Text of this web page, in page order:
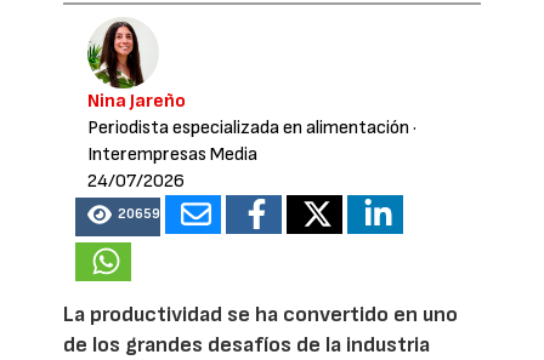
Nina Jareño
Periodista especializada en alimentación ·
Interempresas Media
24/07/2026
20659
La productividad se ha convertido en uno
de los grandes desafíos de la industria